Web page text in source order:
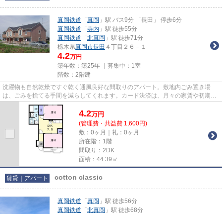
真岡鉄道 「 真岡 」駅 バス9分 「長田」 停歩6分
真岡鉄道 「 寺内 」駅 徒歩55分
真岡鉄道 「 北真岡 」駅 徒歩71分
栃木県真岡市長田 ４丁目２６－１
4.2万円
築年数：築25年 ｜募集中： 1室
階数：2階建
洗濯物も自然乾燥ですぐ乾く通風良好な間取りのアパート。敷地内ごみ置き場
は、ごみを捨てる手間を減らしてくれます。カード決済は、月々の家賃や初期費
用支払いのわずらわしさを解消...
4.2万円
(管理費・共益費 1,600円)
敷：0ヶ月｜礼：0ヶ月
所在階：1階
間取り：2DK
面積：44.39㎡
賃貸｜アパート cotton classic
真岡鉄道 「 真岡 」駅 徒歩56分
真岡鉄道 「 北真岡 」駅 徒歩68分